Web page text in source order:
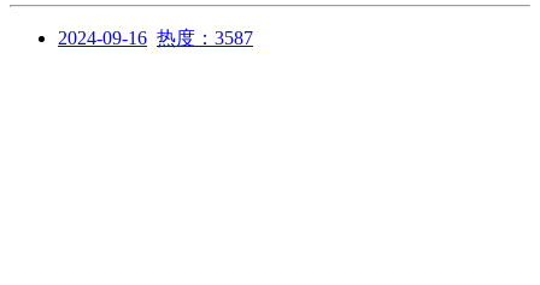
2024-09-16 热度：3587